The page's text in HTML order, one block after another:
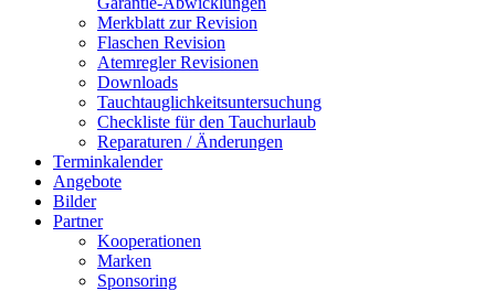
Merkblatt zur Revision
Flaschen Revision
Atemregler Revisionen
Downloads
Tauchtauglichkeitsuntersuchung
Checkliste für den Tauchurlaub
Reparaturen / Änderungen
Terminkalender
Angebote
Bilder
Partner
Kooperationen
Marken
Sponsoring